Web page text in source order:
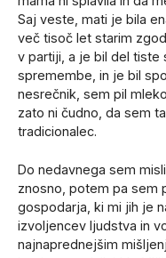
Saj veste, mati je bila
več tisoč let starim
v partiji, a je bil del tiste
spremembe, in je bil
nesrečnik, sem pil
zato ni čudno, da sem
tradicionalec.
Do nedavnega sem
znosno, potem pa sem
gospodarja, ki mi jih je
izvoljencev ljudstva in
najnaprednejšim